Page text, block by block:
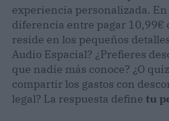
experiencia personalizada. En
diferencia entre pagar 10,99€
reside en los pequeños
Audio Espacial? ¿Prefieres
que nadie más conoce? ¿O
compartir los gastos con
legal? La respuesta define tu